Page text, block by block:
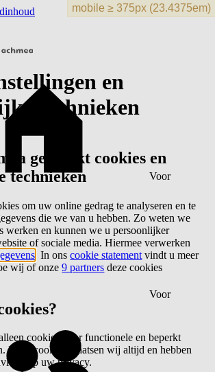
Voor
Voor
en
technieken
gebruikt cookies en
technieken
om uw online gedrag te analyseren en te
die we van u hebben. Zo weten we
werken en kunnen we u persoonlijker
of sociale media. Hiermee verwerken
. In onscookie statement vindt u meer
wij of onze9 partners deze cookies
cookies voor functionele en beperkt
Deze cookies plaatsen wij altijd en hebben
op uw privacy.